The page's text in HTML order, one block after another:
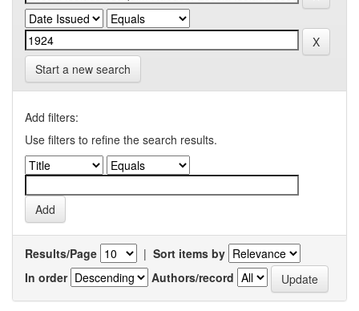
Start a new search
Add filters:
Use filters to refine the search results.
Results/Page | Sort items by
In order
Authors/record